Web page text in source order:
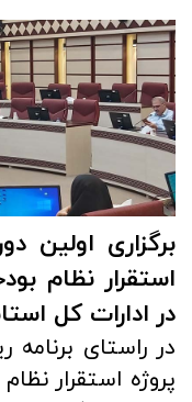
برگزاری اولین
استقرار نظام
در ادارات کل
در راستای برنامه
پروژه استقرار